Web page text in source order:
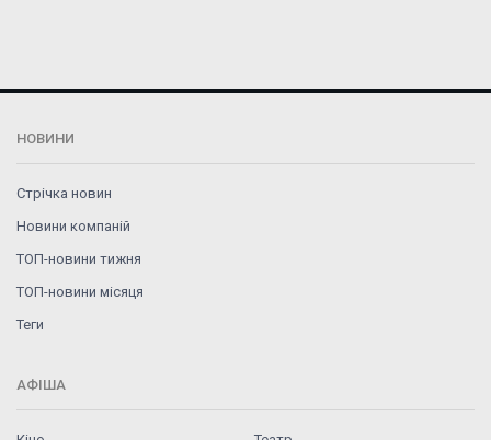
НОВИНИ
Стрічка новин
Новини компаній
ТОП-новини тижня
ТОП-новини місяця
Теги
АФІША